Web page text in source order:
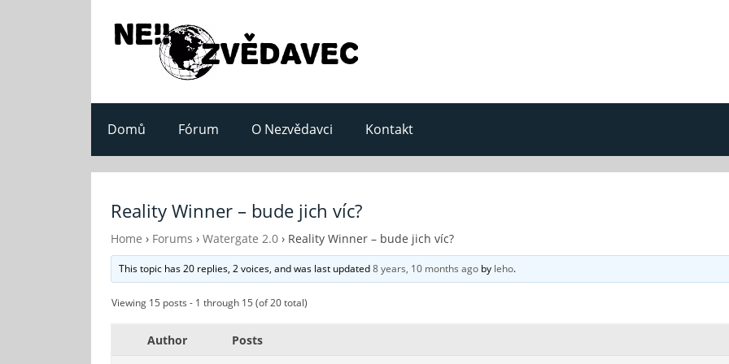
Domů Fórum O Nezvědavci Kontakt
Reality Winner – bude jich víc?
Home › Forums › Watergate 2.0 › Reality Winner – bude jich víc?
This topic has 20 replies, 2 voices, and was last updated8 years, 10 months ago by leho.
Viewing 15 posts - 1 through 15 (of 20 total)
Author
Posts